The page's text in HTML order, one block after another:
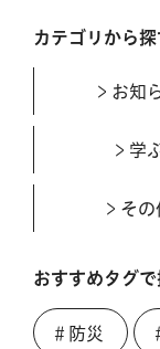
カテゴリから探
お知
学
その
おすすめタグで
＃防災